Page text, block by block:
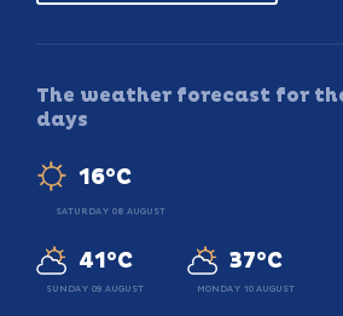
The weather forecast for
days
16°C
SATURDAY 08 AUGUST
41°C
SUNDAY 09 AUGUST
37°C
MONDAY 10 AUGUST